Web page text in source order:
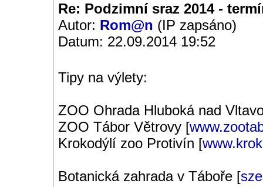
Re: Podzimní sraz 2014 -
Autor: Rom@n (IP zapsáno)
Datum: 22.09.2014 19:52
Tipy na výlety:
ZOO Ohrada Hluboká nad
ZOO Tábor Větrovy [
Krokodýlí zoo Protivín [
Botanická zahrada v Táboře [